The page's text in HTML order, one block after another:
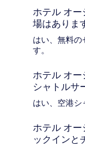
ホテル オ
場はありま
はい、無料の
す。
ホテル オ
シャトルサ
はい、空港シ
ホテル オ
ックインと